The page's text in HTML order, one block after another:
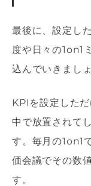
最後に、設定し
度や日々の1on1
込んでいきましょ
KPIを設定した
中で放置されて
す。毎月の1on1
価会議でその数
す。